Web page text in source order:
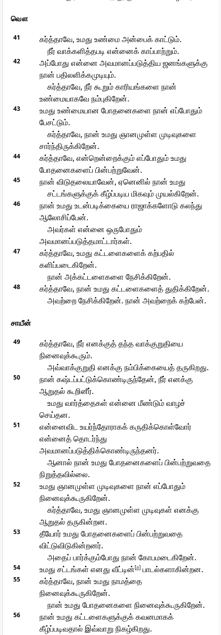
வௌ
41
கர்த்தாவே, உமது உண்மை அன்பைக் காட்டும்.
நீர் வாக்களித்தபடி என்னைக் காப்பாற்றும்.
42
அப்போது என்னை அவமானப்படுத்திய ஜனங்களுக்கு
நான் பதிலளிக்கமுடியும்.
கர்த்தாவே, நீர் கூறும் காரியங்களை நான்
உண்மையாகவே நம்புகிறேன்.
43
உமது உண்மையான போதனைகளை நான் எப்போதும்
பேசட்டும்.
கர்த்தாவே, நான் உமது ஞானமுள்ள முடிவுகளை
சார்ந்திருக்கிறேன்.
44
கர்த்தாவே, என்றென்றைக்கும் எப்போதும் உமது
போதனைகளைப் பின்பற்றுவேன்.
45
நான் விடுதலையாவேன், ஏனெனில் நான் உமது
சட்டங்களுக்குக் கீழ்ப்படிய மிகவும் முயல்கிறேன்.
46
நான் உமது உடன்படிக்கையை ராஜாக்களோடு கலந்து
ஆலோசிப்பேன்.
அவர்கள் என்னை ஒருபோதும்
அவமானப்படுத்தமாட்டார்கள்.
47
கர்த்தாவே, உமது கட்டளைகளைக் கற்பதில்
களிப்படைகிறேன்.
நான் அக்கட்டளைகளை நேசிக்கிறேன்.
48
கர்த்தாவே, நான் உமது கட்டளைகளைத் துதிக்கிறேன்.
அவற்றை நேசிக்கிறேன். நான் அவற்றைக் கற்பேன்.
சாயீன்
49
கர்த்தாவே, நீர் எனக்குத் தந்த வாக்குறுதியை
நினைவுக்கூரும்.
அவ்வாக்குறுதி எனக்கு நம்பிக்கையைத் தருகிறது.
50
நான் கஷ்டப்பட்டுக்கொண்டிருந்தேன், நீர் எனக்கு
ஆறுதல் கூறினீர்.
உமது வார்த்தைகள் என்னை மீண்டும் வாழச்
செய்தன.
51
என்னைவிட உயர்ந்தோராகக் கருதிக்கொள்வோர்
என்னைத் தொடர்ந்து
அவமானப்படுத்திக்கொண்டிருந்தனர்.
ஆனால் நான் உமது போதனைகளைப் பின்பற்றுவதை
நிறுத்தவில்லை.
52
உமது ஞானமுள்ள முடிவுகளை நான் எப்போதும்
நினைவுக்கூருகிறேன்.
கர்த்தாவே, உமது ஞானமுள்ள முடிவுகள் எனக்கு
ஆறுதல் தருகின்றன.
53
தீயோர் உமது போதனைகளைப் பின்பற்றுவதை
விட்டுவிடுகின்றனர்.
அதைப் பார்க்கும்போது நான் கோபமடைகிறேன்.
54 உமது சட்டங்கள் எனது வீட்டின்[a]பாடல்களாகின்றன.
55
கர்த்தாவே, நான் உமது நாமத்தை
நினைவுக்கூருகிறேன்.
நான் உமது போதனைகளை நினைவுக்கூருகிறேன்.
56
நான் உமது கட்டளைகளுக்குக் கவனமாகக்
கீழ்ப்படிவதால் இவ்வாறு நிகழ்கிறது.